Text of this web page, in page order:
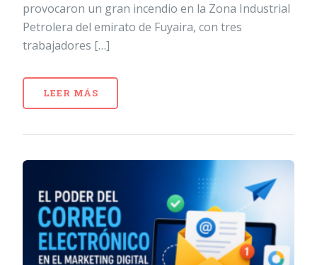
provocaron un gran incendio en la Zona Industrial
Petrolera del emirato de Fuyaira, con tres
trabajadores […]
LEER MÁS